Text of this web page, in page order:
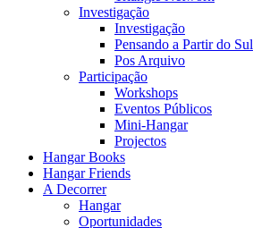
Investigação
Investigação
Pensando a Partir do Sul
Pos Arquivo
Participação
Workshops
Eventos Públicos
Mini-Hangar
Projectos
Hangar Books
Hangar Friends
A Decorrer
Hangar
Oportunidades